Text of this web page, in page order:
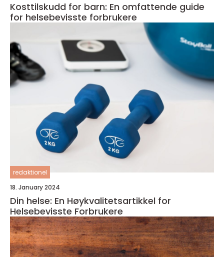
Kosttilskudd for barn: En omfattende guide
for helsebevisste forbrukere
redaktionel
18. January 2024
Din helse: En Høykvalitetsartikkel for
Helsebevisste Forbrukere